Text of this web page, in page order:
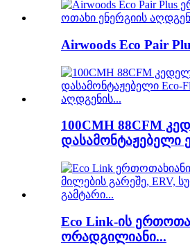
Airwoods Eco Pair
100CMH 88CFM
დასამონტაჟებელი
Eco Link-ის
ორადგილიანი...